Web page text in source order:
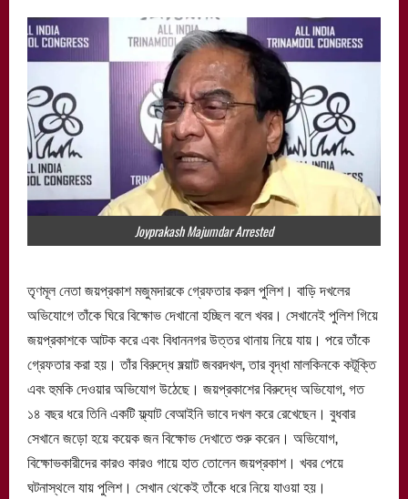
Joyprakash Majumdar Arrested
তৃণমূল নেতা জয়প্রকাশ মজুমদারকে গ্রেফতার করল পুলিশ। বাড়ি দখলের
অভিযোগে তাঁকে ঘিরে বিক্ষোভ দেখানো হচ্ছিল বলে খবর। সেখানেই পুলিশ গিয়ে
জয়প্রকাশকে আটক করে এবং বিধাননগর উত্তর থানায় নিয়ে যায়। পরে তাঁকে
গ্রেফতার করা হয়। তাঁর বিরুদ্ধে ফ্ল্য়াট জবরদখল, তার বৃদ্ধা মালকিনকে কটূক্তি
এবং হুমকি দেওয়ার অভিযোগ উঠেছে। জয়প্রকাশের বিরুদ্ধে অভিযোগ, গত
১৪ বছর ধরে তিনি একটি ফ্ল্যাট বেআইনি ভাবে দখল করে রেখেছেন। বুধবার
সেখানে জড়ো হয়ে কয়েক জন বিক্ষোভ দেখাতে শুরু করেন। অভিযোগ,
বিক্ষোভকারীদের কারও কারও গায়ে হাত তোলেন জয়প্রকাশ। খবর পেয়ে
ঘটনাস্থলে যায় পুলিশ। সেখান থেকেই তাঁকে ধরে নিয়ে যাওয়া হয়।